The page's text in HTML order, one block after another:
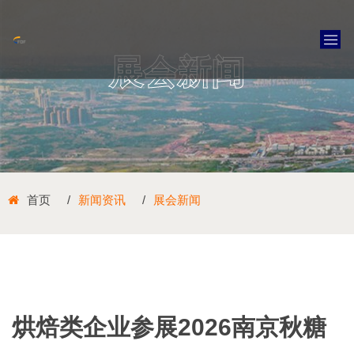
展会新闻
首页 新闻资讯 展会新闻
烘焙类企业参展2026南京秋糖